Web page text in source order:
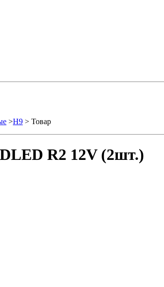
>H9 > Товар
R2 12V (2шт.)